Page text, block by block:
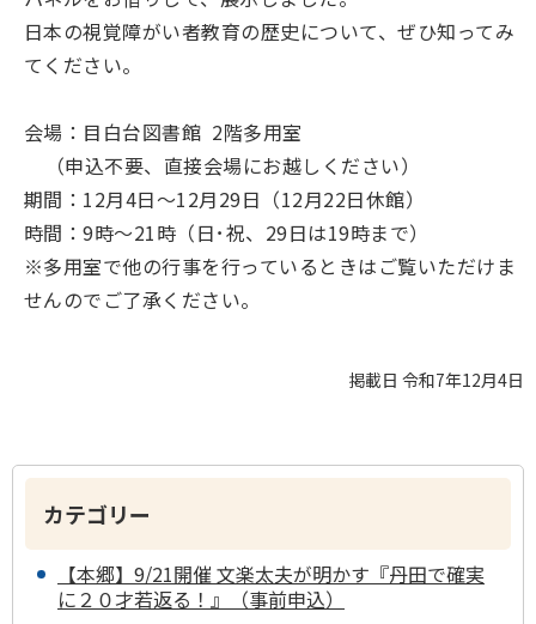
日本の視覚障がい者教育の歴史について、ぜひ知ってみ
てください。
会場：目白台図書館 2階多用室
（申込不要、直接会場にお越しください）
期間：12月4日～12月29日（12月22日休館）
時間：9時～21時（日･祝、29日は19時まで）
※多用室で他の行事を行っているときはご覧いただけま
せんのでご了承ください。
掲載日 令和7年12月4日
カテゴリー
【本郷】9/21開催 文楽太夫が明かす『丹田で確実
に２０才若返る！』（事前申込）